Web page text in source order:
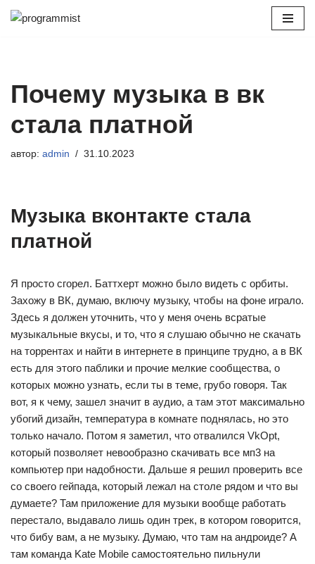
Почему музыка в вк
стала платной
автор: admin 31.10.2023
Музыка вконтакте стала
платной
Я просто сгорел. Баттхерт можно было видеть с орбиты.
Захожу в ВК, думаю, включу музыку, чтобы на фоне играло.
Здесь я должен уточнить, что у меня очень всратые
музыкальные вкусы, и то, что я слушаю обычно не скачать
на торрентах и найти в интернете в принципе трудно, а в ВК
есть для этого паблики и прочие мелкие сообщества, о
которых можно узнать, если ты в теме, грубо говоря. Так
вот, я к чему, зашел значит в аудио, а там этот максимально
убогий дизайн, температура в комнате поднялась, но это
только начало. Потом я заметил, что отвалился VkOpt,
который позволяет невообразно скачивать все мп3 на
компьютер при надобности. Дальше я решил проверить все
со своего гейпада, который лежал на столе рядом и что вы
думаете? Там приложение для музыки вообще работать
перестало, выдавало лишь один трек, в котором говорится,
что бибу вам, а не музыку. Думаю, что там на андроиде? А
там команда Kate Mobile самостоятельно пильнули